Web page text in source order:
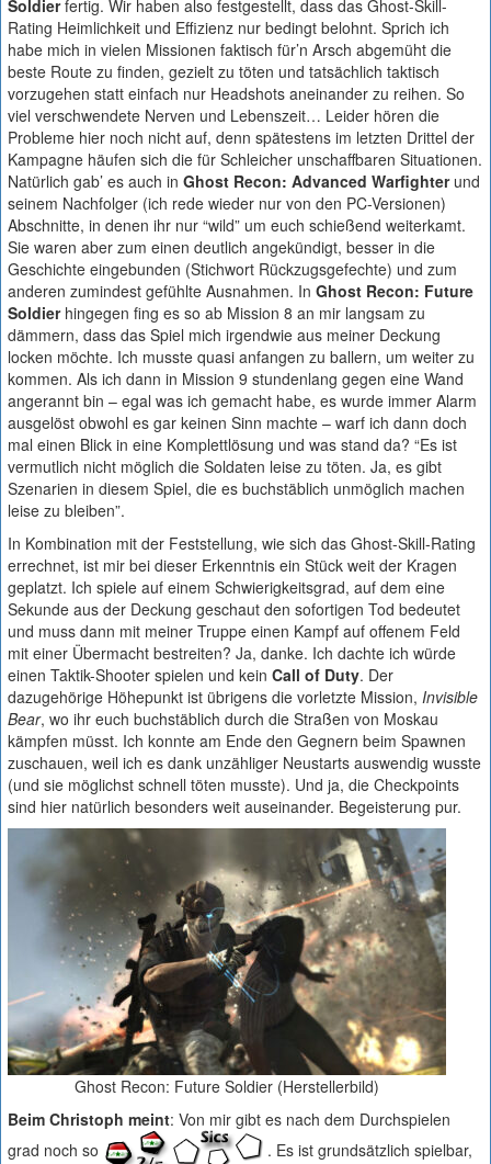
Soldierfertig. Wir haben also festgestellt, dass das Ghost-Skill-
Rating Heimlichkeit und Effizienz nur bedingt belohnt. Sprich ich
habe mich in vielen Missionen faktisch für’n Arsch abgemüht die
beste Route zu finden, gezielt zu töten und tatsächlich taktisch
vorzugehen statt einfach nur Headshots aneinander zu reihen. So
viel verschwendete Nerven und Lebenszeit… Leider hören die
Probleme hier noch nicht auf, denn spätestens im letzten Drittel der
Kampagne häufen sich die für Schleicher unschaffbaren Situationen.
Natürlich gab’ es auch in Ghost Recon: Advanced Warfighterund
seinem Nachfolger (ich rede wieder nur von den PC-Versionen)
Abschnitte, in denen ihr nur “wild” um euch schießend weiterkamt.
Sie waren aber zum einen deutlich angekündigt, besser in die
Geschichte eingebunden (Stichwort Rückzugsgefechte) und zum
anderen zumindest gefühlte Ausnahmen. In Ghost Recon: Future
Soldierhingegen fing es so ab Mission 8 an mir langsam zu
dämmern, dass das Spiel mich irgendwie aus meiner Deckung
locken möchte. Ich musste quasi anfangen zu ballern, um weiter zu
kommen. Als ich dann in Mission 9 stundenlang gegen eine Wand
angerannt bin – egal was ich gemacht habe, es wurde immer Alarm
ausgelöst obwohl es gar keinen Sinn machte – warf ich dann doch
mal einen Blick in eine Komplettlösung und was stand da? “Es ist
vermutlich nicht möglich die Soldaten leise zu töten. Ja, es gibt
Szenarien in diesem Spiel, die es buchstäblich unmöglich machen
leise zu bleiben”.
In Kombination mit der Feststellung, wie sich das Ghost-Skill-Rating
errechnet, ist mir bei dieser Erkenntnis ein Stück weit der Kragen
geplatzt. Ich spiele auf einem Schwierigkeitsgrad, auf dem eine
Sekunde aus der Deckung geschaut den sofortigen Tod bedeutet
und muss dann mit meiner Truppe einen Kampf auf offenem Feld
mit einer Übermacht bestreiten? Ja, danke. Ich dachte ich würde
einen Taktik-Shooter spielen und kein Call of Duty. Der
dazugehörige Höhepunkt ist übrigens die vorletzte Mission, Invisible
Bear, wo ihr euch buchstäblich durch die Straßen von Moskau
kämpfen müsst. Ich konnte am Ende den Gegnern beim Spawnen
zuschauen, weil ich es dank unzähliger Neustarts auswendig wusste
(und sie möglichst schnell töten musste). Und ja, die Checkpoints
sind hier natürlich besonders weit auseinander. Begeisterung pur.
Ghost Recon: Future Soldier (Herstellerbild)
Beim Christoph meint: Von mir gibt es nach dem Durchspielen
grad noch so
. Es ist grundsätzlich spielbar,